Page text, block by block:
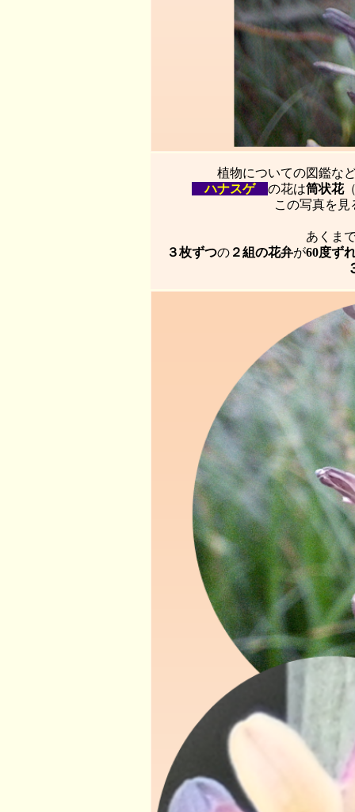
植物についての図鑑な
ハナスゲ の花は筒状花
この写真を
あくま
３枚ずつの ２組の花弁が60度ず